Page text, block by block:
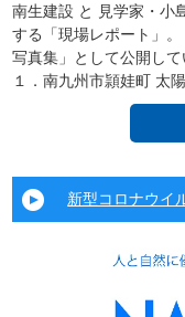
南生建設 と 見学家・小
する「現場レポート」
写真集」として公開し
１．南九州市頴娃町 太
新型コロナウイ